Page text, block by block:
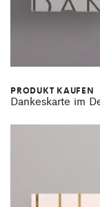
PRODUKT KAUFEN
Dankeskarte im